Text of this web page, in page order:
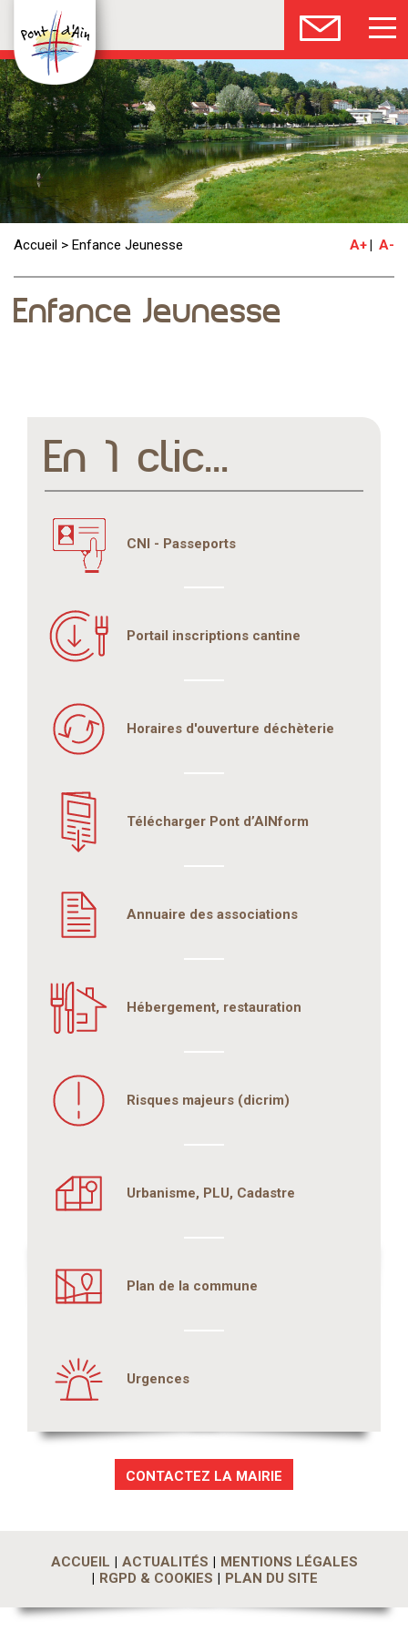
Accueil > Enfance Jeunesse A+ A-
Enfance Jeunesse
En 1 clic...
CNI - Passeports
Portail inscriptions cantine
Horaires d'ouverture déchèterie
Télécharger Pont d’AINform
Annuaire des associations
Hébergement, restauration
Risques majeurs (dicrim)
Urbanisme, PLU, Cadastre
Plan de la commune
Urgences
CONTACTEZ LA MAIRIE
ACCUEIL ACTUALITÉS
MENTIONS LÉGALES
RGPD & COOKIES
PLAN DU SITE